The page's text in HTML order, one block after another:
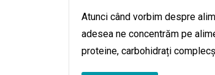
Atunci când vorbim despre
adesea ne concentrăm pe
proteine, carbohidrați